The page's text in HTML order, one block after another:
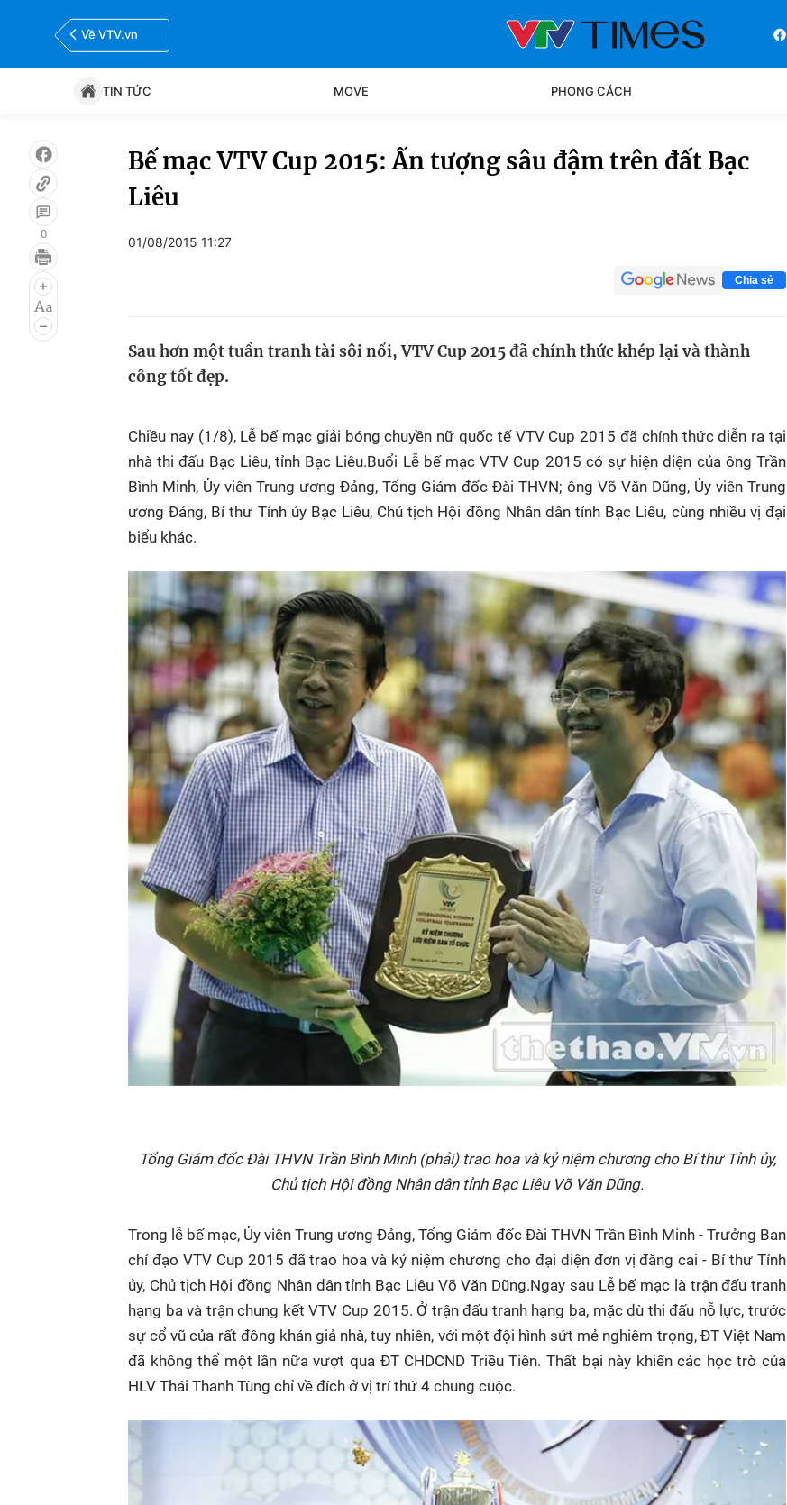
Về VTV.vn
TIN TỨC MOVE PHONG CÁCH
Tin tức Phong cách
Bóng đá
0
Bế mạc VTV Cup 2015: Ấn tượng sâu đậm trên đất Bạc
Liêu
01/08/2015 11:27
Chia sẻ
Sau hơn một tuần tranh tài sôi nổi, VTV Cup 2015 đã chính thức khép lại và thành
công tốt đẹp.
Chiều nay (1/8), Lễ bế mạc giải bóng chuyền nữ quốc tế VTV Cup 2015 đã chính thức diễn ra tại
nhà thi đấu Bạc Liêu, tỉnh Bạc Liêu.Buổi Lễ bế mạc VTV Cup 2015 có sự hiện diện của ông Trần
Bình Minh, Ủy viên Trung ương Đảng, Tổng Giám đốc Đài THVN; ông Võ Văn Dũng, Ủy viên Trung
ương Đảng, Bí thư Tỉnh ủy Bạc Liêu, Chủ tịch Hội đồng Nhân dân tỉnh Bạc Liêu, cùng nhiều vị đại
biểu khác.
Tổng Giám đốc Đài THVN Trần Bình Minh (phải) trao hoa và kỷ niệm chương cho Bí thư Tỉnh ủy,
Chủ tịch Hội đồng Nhân dân tỉnh Bạc Liêu Võ Văn Dũng.
Trong lễ bế mạc, Ủy viên Trung ương Đảng, Tổng Giám đốc Đài THVN Trần Bình Minh - Trưởng Ban
chỉ đạo VTV Cup 2015 đã trao hoa và kỷ niệm chương cho đại diện đơn vị đăng cai - Bí thư Tỉnh
ủy, Chủ tịch Hội đồng Nhân dân tỉnh Bạc Liêu Võ Văn Dũng.Ngay sau Lễ bế mạc là trận đấu tranh
hạng ba và trận chung kết VTV Cup 2015. Ở trận đấu tranh hạng ba, mặc dù thi đấu nỗ lực, trước
sự cổ vũ của rất đông khán giả nhà, tuy nhiên, với một đội hình sứt mẻ nghiêm trọng, ĐT Việt Nam
đã không thể một lần nữa vượt qua ĐT CHDCND Triều Tiên. Thất bại này khiến các học trò của
HLV Thái Thanh Tùng chỉ về đích ở vị trí thứ 4 chung cuộc.